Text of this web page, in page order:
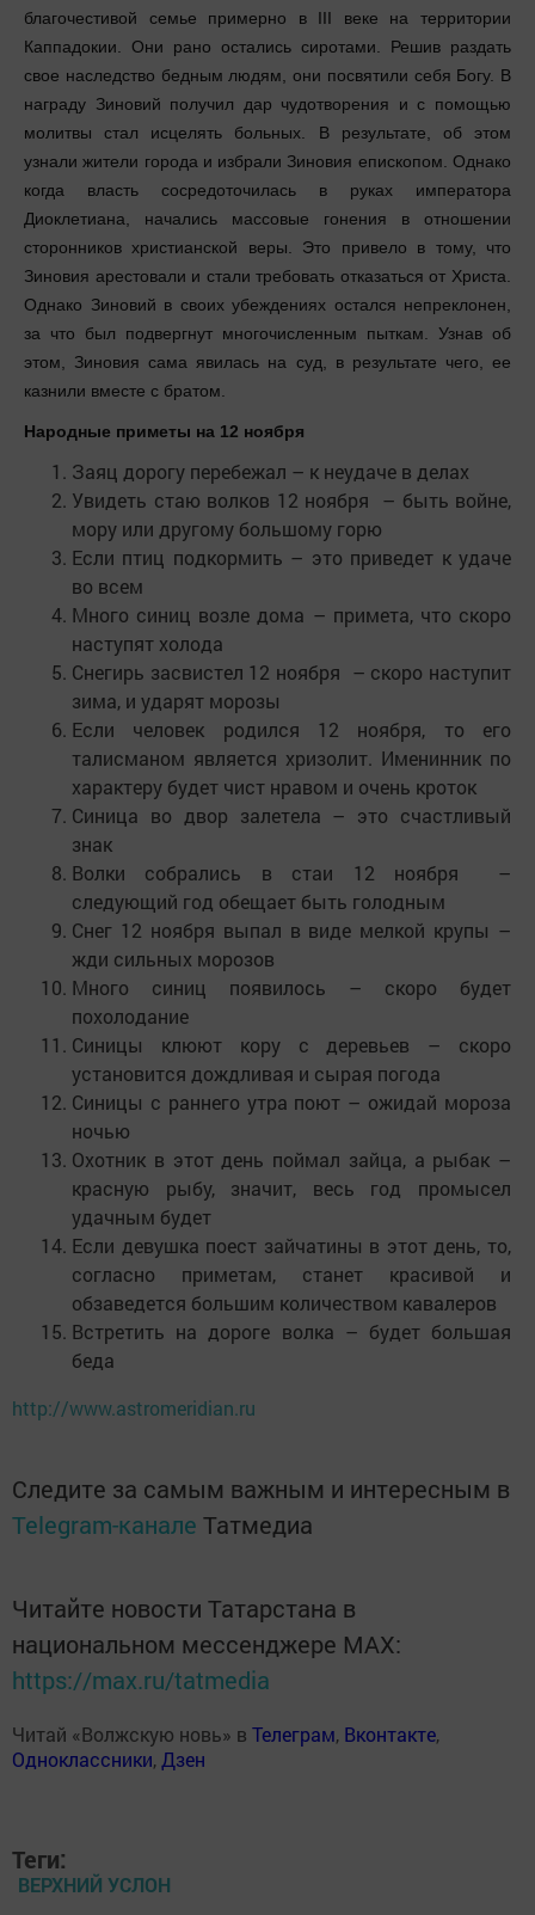
благочестивой семье примерно в III веке на территории
Каппадокии. Они рано остались сиротами. Решив раздать
свое наследство бедным людям, они посвятили себя Богу. В
награду Зиновий получил дар чудотворения и с помощью
молитвы стал исцелять больных. В результате, об этом
узнали жители города и избрали Зиновия епископом. Однако
когда власть сосредоточилась в руках императора
Диоклетиана, начались массовые гонения в отношении
сторонников христианской веры. Это привело в тому, что
Зиновия арестовали и стали требовать отказаться от Христа.
Однако Зиновий в своих убеждениях остался непреклонен,
за что был подвергнут многочисленным пыткам. Узнав об
этом, Зиновия сама явилась на суд, в результате чего, ее
казнили вместе с братом.
Народные приметы на 12 ноября
Заяц дорогу перебежал – к неудаче в делах
Увидеть стаю волков 12 ноября – быть войне,
мору или другому большому горю
Если птиц подкормить – это приведет к удаче
во всем
Много синиц возле дома – примета, что скоро
наступят холода
Снегирь засвистел 12 ноября – скоро наступит
зима, и ударят морозы
Если человек родился 12 ноября, то его
талисманом является хризолит. Именинник по
характеру будет чист нравом и очень кроток
Синица во двор залетела – это счастливый
знак
Волки собрались в стаи 12 ноября –
следующий год обещает быть голодным
Снег 12 ноября выпал в виде мелкой крупы –
жди сильных морозов
Много синиц появилось – скоро будет
похолодание
Синицы клюют кору с деревьев – скоро
установится дождливая и сырая погода
Синицы с раннего утра поют – ожидай мороза
ночью
Охотник в этот день поймал зайца, а рыбак –
красную рыбу, значит, весь год промысел
удачным будет
Если девушка поест зайчатины в этот день, то,
согласно приметам, станет красивой и
обзаведется большим количеством кавалеров
Встретить на дороге волка – будет большая
беда
http://www.astromeridian.ru
Следите за самым важным и интересным в
Telegram-канале Татмедиа
Читайте новости Татарстана в
национальном мессенджере MАХ:
https://max.ru/tatmedia
Читай «Волжскую новь» в Телеграм, Вконтакте,
Одноклассники, Дзен
Теги:
ВЕРХНИЙ УСЛОН